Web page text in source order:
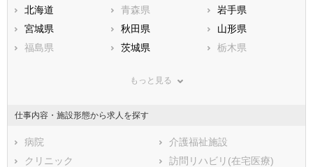
北海道 青森県
岩手県
宮城県
秋田県
山形県
福島県
茨城県
栃木県
神奈川県
石川県
福井県
静岡県
三重県
滋賀県
大阪府
もっと見る
仕事内容・施設形態から求人を探す
病院
介護福祉施設
クリニック
訪問リハビリ(在宅医療)